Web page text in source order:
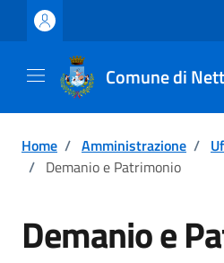
Vai ai contenuti
Vai al footer
Comune di
Home / Amministrazione /
/ Demanio e Patrimonio
Demanio e